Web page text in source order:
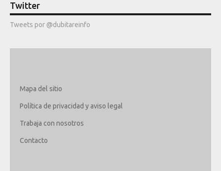
Twitter
Tweets por @dubitareinfo
Mapa del sitio
Política de privacidad y aviso legal
Trabaja con nosotros
Contacto